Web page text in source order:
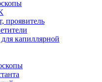
проявитель
капиллярной